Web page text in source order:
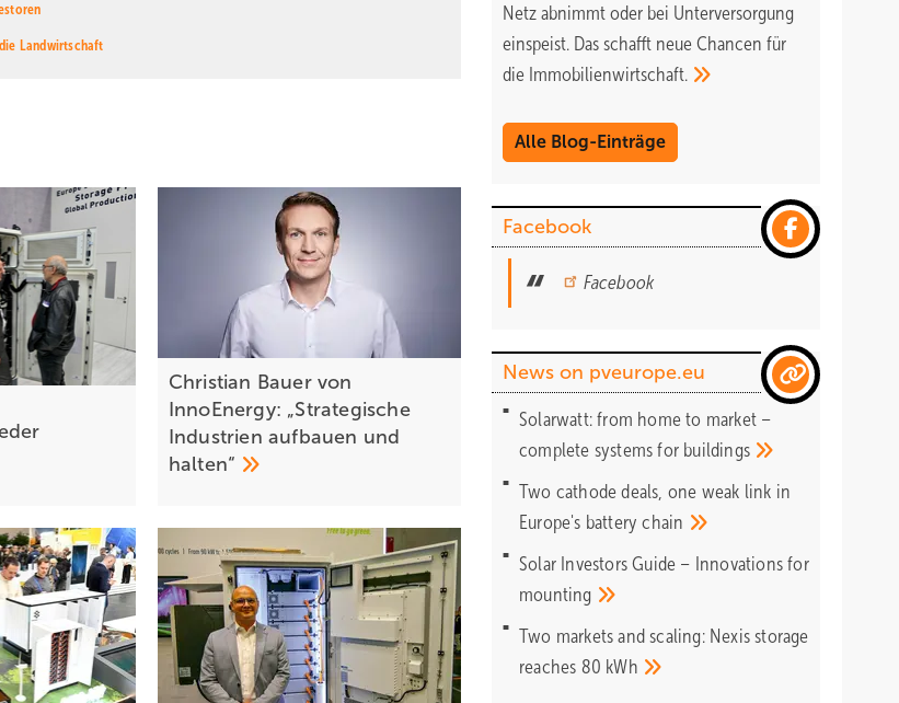
Landwirtschaft
Christian Bauer von
InnoEnergy: „Strategische
Industrien aufbauen und
halten“
Netz abnimmt oder bei Unterversorgung
einspeist. Das schafft neue Chancen für
die Immobilienwirtschaft.
Alle Blog-Einträge
Facebook
Facebook
News on pveurope.eu
Solarwatt: from home to market –
complete systems for buildings
Two cathode deals, one weak link in
Europe's batterychain
Solar Investors Guide – Innovations for
mounting
Two markets and scaling: Nexis storage
reaches 80 kWh